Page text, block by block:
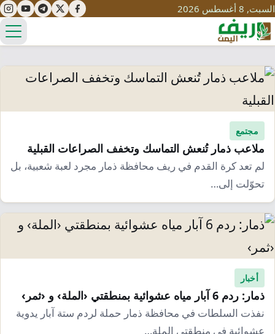
السبت, 8 أغسطس 2026
تعليم
صحة
مياه
طرُق
تنمية
قصص نجاح
مبادرات
سياحة
تراث
ثقافة
التغير المناخي
محميات
التلوث
تحديات
حلول
إرشاد زراعي
نساء
قضايا
معيشة
قصة
انفوجرافيك
قصص رقمية
مجتمع
ملاعب ذمار تُنعش التماسك وتخفف الصراعات القبلية
لم تعد كرة القدم في ريف محافظة ذمار مجرد لعبة شعبية، بل
تحوّلت إلى…
أخبار
ذمار: ردم 6 آبار مياه عشوائية بمنطقتي ‹الملة› و ‹ثمر›
نفذت السلطات في محافظة ذمار حملة لردم ستة آبار يدوية
عشوائية في منطقتي الملة…